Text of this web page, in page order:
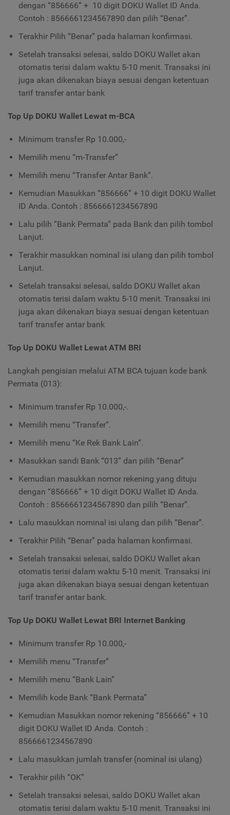
dengan “856666” + 10 digit DOKU Wallet ID Anda.
Contoh : 8566661234567890 dan pilih “Benar”.
Terakhir Pilih “Benar” pada halaman konfirmasi.
Setelah transaksi selesai, saldo DOKU Wallet akan
otomatis terisi dalam waktu 5-10 menit. Transaksi ini
juga akan dikenakan biaya sesuai dengan ketentuan
tarif transfer antar bank
Top Up DOKU Wallet Lewat m-BCA
Minimum transfer Rp 10.000,-
Memilih menu “m-Transfer”
Memilih menu “Transfer Antar Bank”.
Kemudian Masukkan “856666” + 10 digit DOKU Wallet
ID Anda. Contoh : 8566661234567890
Lalu pilih “Bank Permata” pada Bank dan pilih tombol
Lanjut.
Terakhir masukkan nominal isi ulang dan pilih tombol
Lanjut.
Setelah transaksi selesai, saldo DOKU Wallet akan
otomatis terisi dalam waktu 5-10 menit. Transaksi ini
juga akan dikenakan biaya sesuai dengan ketentuan
tarif transfer antar bank
Top Up DOKU Wallet Lewat ATM BRI
Langkah pengisian melalui ATM BCA tujuan kode bank
Permata (013):
Minimum transfer Rp 10.000,-.
Memilih menu “Transfer”.
Memilih menu “Ke Rek Bank Lain”.
Masukkan sandi Bank “013” dan pilih “Benar”
Kemudian masukkan nomor rekening yang dituju
dengan “856666” + 10 digit DOKU Wallet ID Anda.
Contoh : 8566661234567890 dan pilih “Benar”.
Lalu masukkan nominal isi ulang dan pilih “Benar”.
Terakhir Pilih “Benar” pada halaman konfirmasi.
Setelah transaksi selesai, saldo DOKU Wallet akan
otomatis terisi dalam waktu 5-10 menit. Transaksi ini
juga akan dikenakan biaya sesuai dengan ketentuan
tarif transfer antar bank.
Top Up DOKU Wallet Lewat BRI Internet Banking
Minimum transfer Rp 10.000,-
Memilih menu “Transfer”
Memilih menu “Bank Lain”
Memilih kode Bank “Bank Permata”
Kemudian Masukkan nomor rekening “856666” + 10
digit DOKU Wallet ID Anda. Contoh :
8566661234567890
Lalu masukkan jumlah transfer (nominal isi ulang)
Terakhir pilih “OK”
Setelah transaksi selesai, saldo DOKU Wallet akan
otomatis terisi dalam waktu 5-10 menit. Transaksi ini